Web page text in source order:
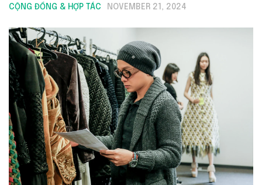
CỘNG ĐỒNG & HỢP TÁC NOVEMBER 21, 2024